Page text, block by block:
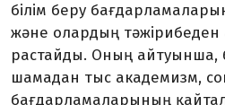
білім беру
және олардың
растайды. Оның айтуынша,
шамадан тыс ака­демизм,
бағ­дар­ламаларының